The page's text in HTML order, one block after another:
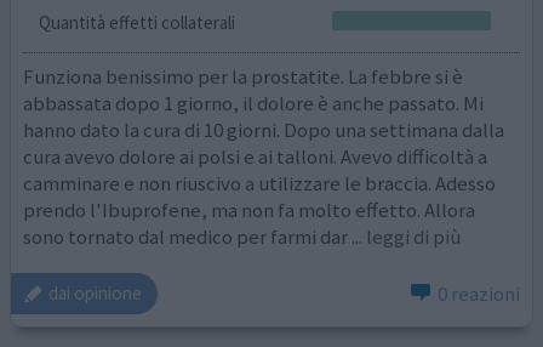
Quantità effetti collaterali
Funziona benissimo per la prostatite. La febbre si è
abbassata dopo 1 giorno, il dolore è anche passato. Mi
hanno dato la cura di 10 giorni. Dopo una settimana dalla
cura avevo dolore ai polsi e ai talloni. Avevo difficoltà a
camminare e non riuscivo a utilizzare le braccia. Adesso
prendo l'Ibuprofene, ma non fa molto effetto. Allora
sono tornato dal medico per farmi dar... leggi di più
dai opinione 0 reazioni